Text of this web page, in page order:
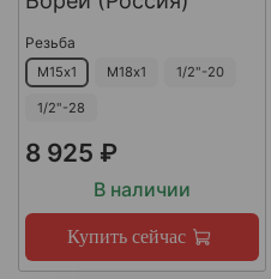
Резьба
М15х1 М18х1 1/2"-20
1/2"-28
8 925 ₽
В наличии
Купить сейчас